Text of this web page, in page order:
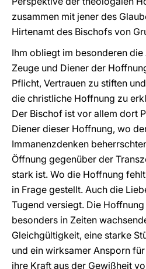
zusammen mit jener des
Hirtenamt des Bischofs von
Ihm obliegt im besonderen
Zeuge und Diener der
Pflicht, Vertrauen zu stiften
die christliche Hoffnung zu
Der Bischof ist vor allem dort
Diener dieser Hoffnung, wo
Immanenzdenken
Öffnung gegenüber der
stark ist. Wo die Hoffnung
in Frage gestellt. Auch die
Tugend versiegt. Die
besonders in Zeiten
Gleichgültigkeit, eine starke
und ein wirksamer Ansporn
ihre Kraft aus der Gewißheit